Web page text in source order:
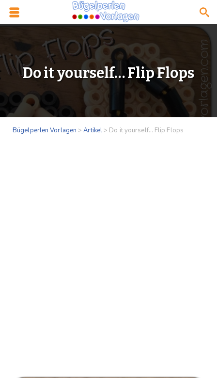
Do it yourself… Flip Flops
Bügelperlen Vorlagen >Artikel > Do it yourself… Flip Flops